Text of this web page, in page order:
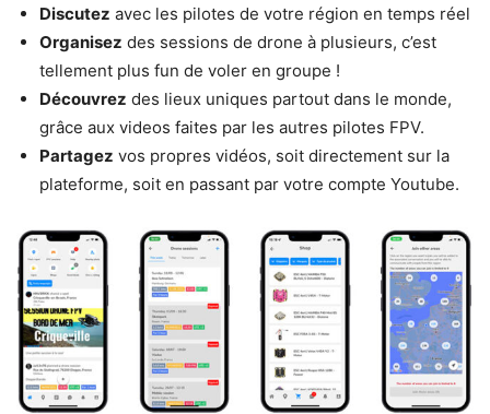
Discutez avec les pilotes de votre région en temps réel
Organisez des sessions de drone à plusieurs, c’est
tellement plus fun de voler en groupe !
Découvrez des lieux uniques partout dans le monde,
grâce aux videos faites par les autres pilotes FPV.
Partagez vos propres vidéos, soit directement sur la
plateforme, soit en passant par votre compte Youtube.